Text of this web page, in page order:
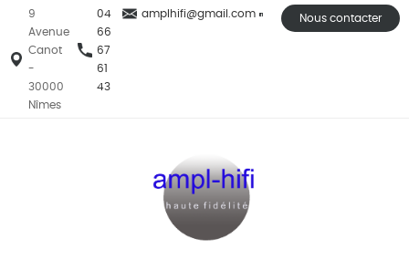
9
Avenue
Canot
-
30000
Nîmes
04
66
67
61
43
amplhifi@gmail.com Nous contacter